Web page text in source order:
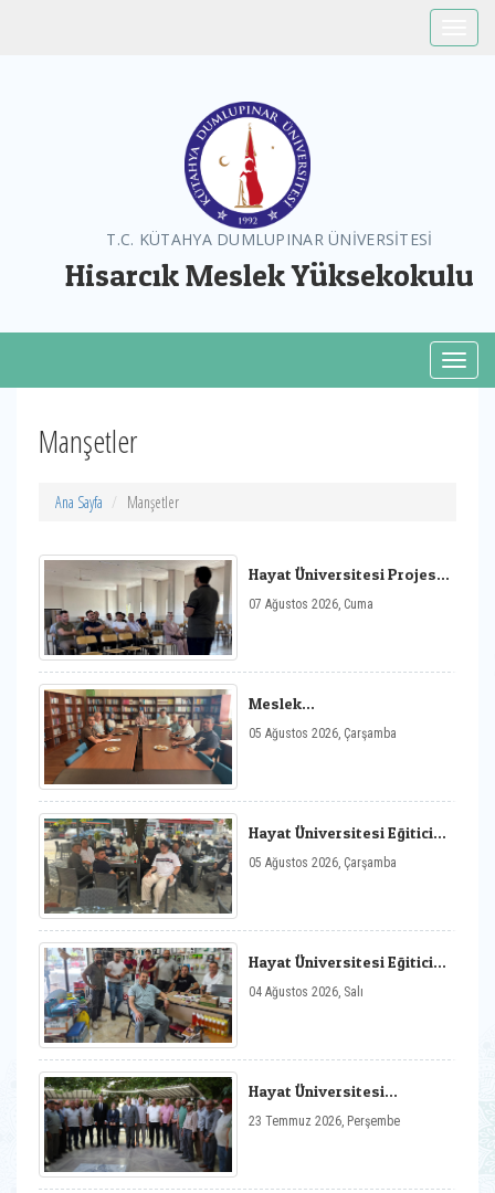
T.C. KÜTAHYA DUMLUPINAR ÜNİVERSİTESİ
Hisarcık Meslek Yüksekokulu
Manşetler
Ana Sayfa Manşetler
Hayat Üniversitesi Projesi
Sistemleri ve Devlet
07 Ağustos 2026, Cuma
Meslek
Program Tanıtım ve Tercih
05 Ağustos 2026, Çarşamba
Hayat Üniversitesi Eğitici
Düzenlenen “Kişisel
05 Ağustos 2026, Çarşamba
Hayat Üniversitesi Eğitici
Pazarlamada E-ticaret
04 Ağustos 2026, Salı
Hayat Üniversitesi
Köyünde “Bilim İletişimi”
23 Temmuz 2026, Perşembe